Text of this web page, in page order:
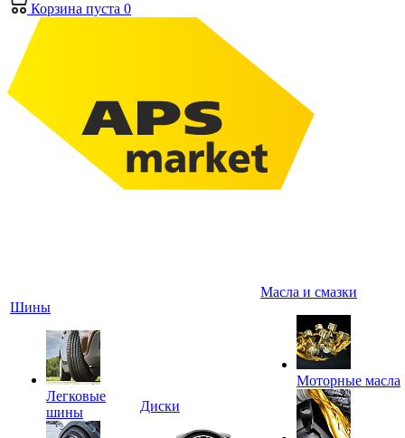
Корзина пуста 0
Шины
Легковые
шины
Диски
Масла и смазки
Моторные масла